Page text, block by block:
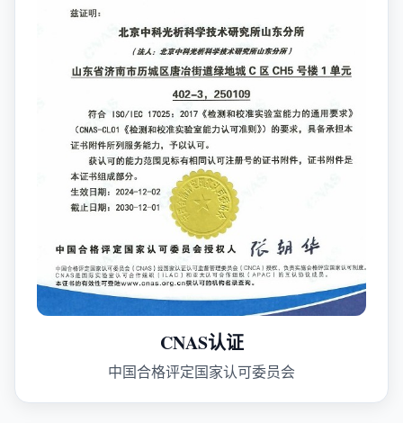
CNAS认证
中国合格评定国家认可委员会